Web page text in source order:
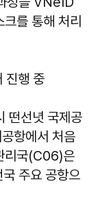
를 통해 처리
진행 중
떤선녓 국제공
항에서 처음
리국(C06)은
주요 공항으